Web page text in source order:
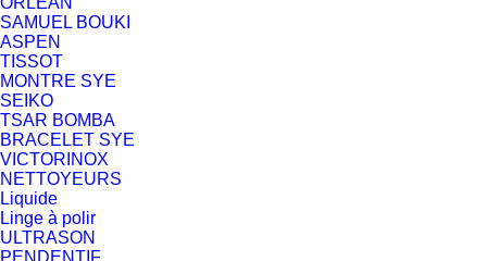
SAMUEL BOUKI
ASPEN
TISSOT
MONTRE SYE
SEIKO
TSAR BOMBA
BRACELET SYE
VICTORINOX
NETTOYEURS
Liquide
Linge à polir
ULTRASON
PENDENTIF